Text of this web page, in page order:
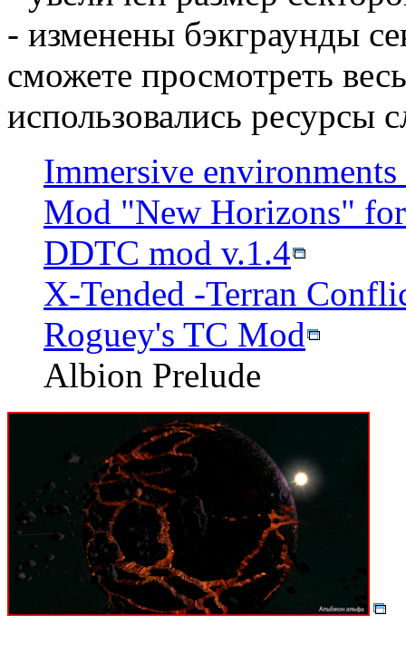
- изменены бэкграунды
сможете просмотреть
использовались
Immersive environments
Mod "New Horizons"
DDTC mod v.1.4
X-Tended -Terran
Roguey's TC Mod
Albion Prelude